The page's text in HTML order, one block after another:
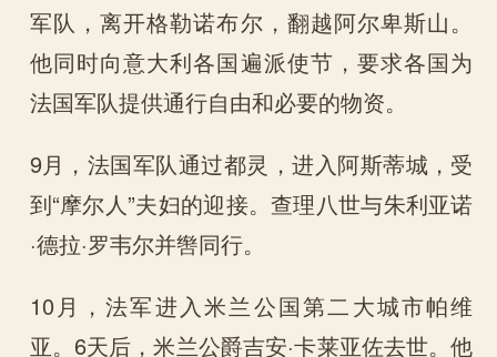
军队，离开格勒诺布尔，翻越阿尔卑斯山。
他同时向意大利各国遍派使节，要求各国为
法国军队提供通行自由和必要的物资。
9月，法国军队通过都灵，进入阿斯蒂城，受
到“摩尔人”夫妇的迎接。查理八世与朱利亚诺
·德拉·罗韦尔并辔同行。
10月，法军进入米兰公国第二大城市帕维
亚。6天后，米兰公爵吉安·卡莱亚佐去世。他